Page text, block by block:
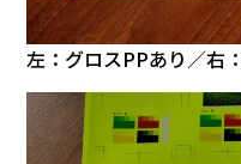
左：グロスPPあり／右